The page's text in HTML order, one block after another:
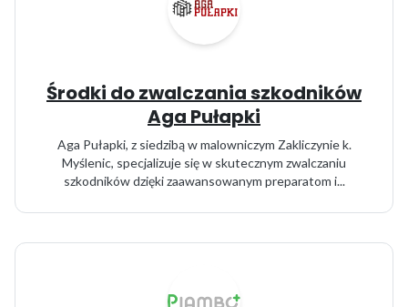
Środki do zwalczania szkodników
Aga Pułapki
Aga Pułapki, z siedzibą w malowniczym Zakliczynie k.
Myślenic, specjalizuje się w skutecznym zwalczaniu
szkodników dzięki zaawansowanym preparatom i...